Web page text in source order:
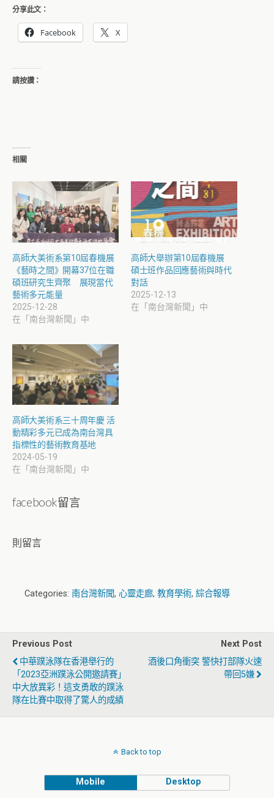
分享此文：
Facebook X
請按讚：
相關
高師大美術系第10屆春機展
《藝時之間》開幕37位在職
碩班研究生齊聚 展現當代
藝術多元能量
2025-12-28
在「南台灣新聞」中
高師大舉辦第10屆春機展
碩士班作品回應藝術與時代
對話
2025-12-13
在「南台灣新聞」中
高師大美術系三十周年慶 活
動精彩多元已成為南台灣具
指標性的藝術教育基地
2024-05-19
在「南台灣新聞」中
facebook留言
則留言
Categories: 南台灣新聞, 心靈走廊, 教育學術, 綜合報導
Previous Post
中華蹼泳隊在香港舉行的
「2023亞洲蹼泳公開邀請賽」
中大放異彩！這支勇敢的蹼泳
隊在比賽中取得了驚人的成績
Next Post
酒後口角衝突 警快打部隊火速
帶回5嫌
Back to top
Mobile Desktop